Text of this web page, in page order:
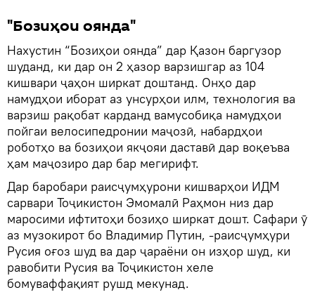
"Бозиҳои оянда"
Нахустин “Бозиҳои оянда” дар Қазон баргузор
шуданд, ки дар он 2 ҳазор варзишгар аз 104
кишвари ҷаҳон ширкат доштанд. Онҳо дар
намудҳои иборат аз унсурҳои илм, технология ва
варзиш рақобат карданд вамусобиқа намудҳои
пойгаи велосипедронии маҷозӣ, набардҳои
роботҳо ва бозиҳои якҷояи даставӣ дар воқеъва
ҳам маҷозиро дар бар мегирифт.
Дар баробари раисҷумҳурони кишварҳои ИДМ
сарвари Тоҷикистон Эмомалӣ Раҳмон низ дар
маросими ифтитоҳи бозиҳо ширкат дошт. Сафари ӯ
аз музокирот бо Владимир Путин, -раисҷумҳури
Русия оғоз шуд ва дар ҷараёни он изҳор шуд, ки
равобити Русия ва Тоҷикистон хеле
бомуваффақият рушд мекунад.